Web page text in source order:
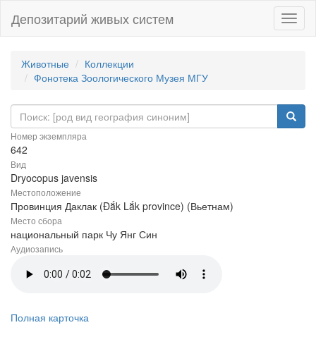
Депозитарий живых систем
Животные
Коллекции
Фонотека Зоологического Музея МГУ
Номер экземпляра
642
Вид
Dryocopus javensis
Местоположение
Провинция Даклак (Đắk Lắk province) (Вьетнам)
Место сбора
национальный парк Чу Янг Син
Аудиозапись
Полная карточка